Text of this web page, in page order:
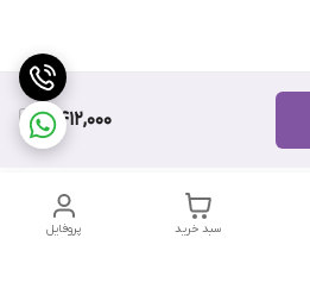
7,412,000
پروفایل سبد خرید